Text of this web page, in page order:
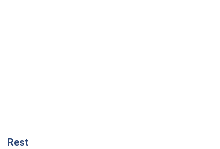
Rest